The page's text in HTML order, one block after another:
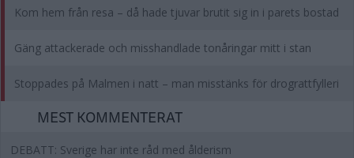
Kom hem från resa – då hade tjuvar brutit sig in i parets bostad
Gäng attackerade och misshandlade tonåringar mitt i stan
Stoppades på Malmen i natt – man misstänks för drograttfylleri
MEST KOMMENTERAT
DEBATT: Sverige har inte råd med ålderism